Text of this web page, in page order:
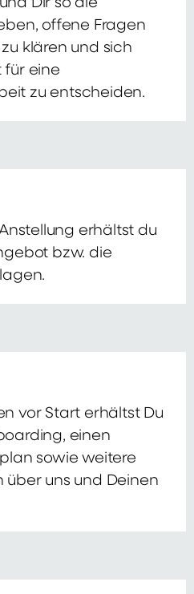
Dir so die
offene Fragen
klären und sich
für eine
zu entscheiden.
erhältst du
bzw. die
vor Start erhältst Du
einen
sowie weitere
über uns und Deinen